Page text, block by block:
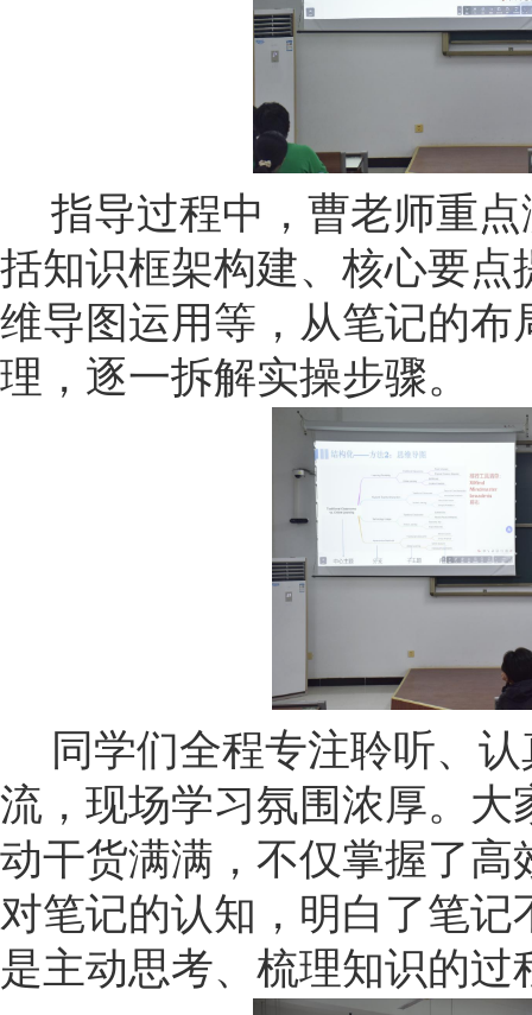
指导过程中，曹老师重
括知识框架构建、核心要
维导图运用等，从笔记的布
理，逐一拆解实操步骤。
同学们全程专注聆听、
流，现场学习氛围浓厚。
动干货满满，不仅掌握了
对笔记的认知，明白了笔
是主动思考、梳理知识的过